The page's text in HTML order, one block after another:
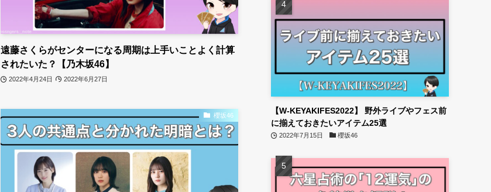
遠藤さくらがセンターになる周期は上手いことよく計算
されたいた？【乃木坂46】
2022年4月24日 2022年6月27日
櫻坂46
【W-KEYAKIFES2022】 野外ライブやフェス前
に揃えておきたいアイテム25選
2022年7月15日 櫻坂46